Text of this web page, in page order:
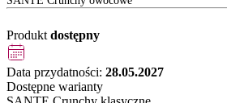
Produkt dostępny
Data przydatności: 28.05.2027
Dostępne warianty